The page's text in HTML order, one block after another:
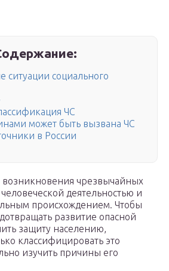
ситуации социального
ЧС
может быть вызвана ЧС
в России
возникновения чрезвычайных
деятельностью и
происхождением. Чтобы
развитие опасной
защиту населению,
классифицировать это
изучить причины его